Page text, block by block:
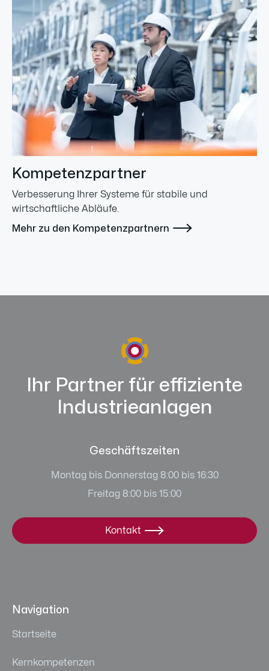
Kompetenzpartner
Verbesserung Ihrer Systeme für stabile und
wirtschaftliche Abläufe.
Mehr zu den Kompetenzpartnern 
Ihr Partner für effiziente
Industrieanlagen
Geschäftszeiten
Montag bis Donnerstag 8:00 bis 16:30
Freitag 8:00 bis 15:00
Kontakt 
Navigation
Startseite
Kernkompetenzen